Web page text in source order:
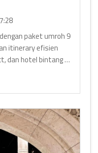
paket umroh 9
itinerary efisien
dan hotel bintang 5